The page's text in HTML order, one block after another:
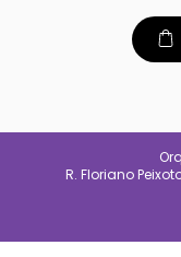
R. Floriano